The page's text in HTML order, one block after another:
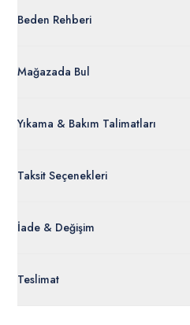
%100 Pamuk
Ürün Bilgileri Ayrıntılarını Görüntüle
Beden Rehberi
Mağazada Bul
Yıkama & Bakım Talimatları
Taksit Seçenekleri
İade & Değişim
açılmamış ürünlerde
Teslimat